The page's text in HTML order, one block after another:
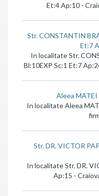
Et:4 Ap:10 -
Str. CONSTANTIN
Et:7
In localitate Str.
Bl:10EXP Sc:1 Et:7
Aleea MATEI
In localitate Aleea
Str. DR. VICTOR
In localitate Str. DR.
Ap:15 -